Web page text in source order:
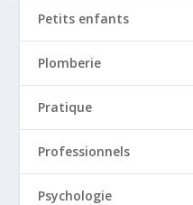
Petits enfants
Plomberie
Pratique
Professionnels
Psychologie